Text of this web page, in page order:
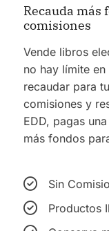
Recauda
comisiones
Vende libros
no hay límite
recaudar para
comisiones y
EDD, pagas
más fondos
Sin
Productos